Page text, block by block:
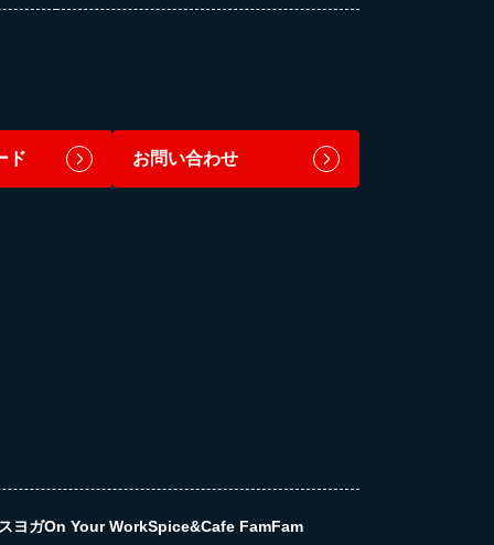
ド お問い合わせ
ヨガOn Your WorkSpice&Cafe FamFam